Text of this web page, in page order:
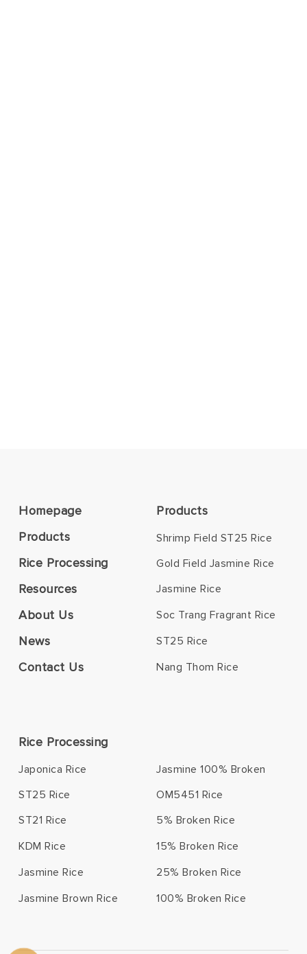
Homepage
Products
Rice Processing
Resources
About Us
News
Contact Us
Products
Shrimp Field ST25 Rice
Gold Field Jasmine Rice
Jasmine Rice
Soc Trang Fragrant Rice
ST25 Rice
Nang Thom Rice
Rice Processing
Japonica Rice
ST25 Rice
ST21 Rice
KDM Rice
Jasmine Rice
Jasmine Brown Rice
Jasmine 100% Broken
OM5451 Rice
5% Broken Rice
15% Broken Rice
25% Broken Rice
100% Broken Rice